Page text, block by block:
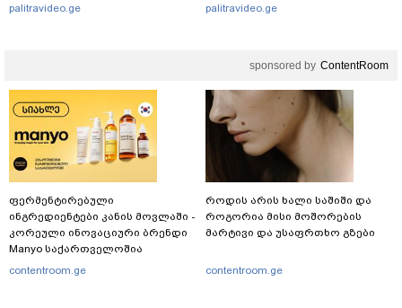
palitravideo.ge palitravideo.ge
sponsored by ContentRoom
ფერმენტირებული
ინგრედიენტები კანის მოვლაში -
კორეული ინოვაციური ბრენდი
Manyo საქართველოშია
contentroom.ge
როდის არის ხალი საშიში და
როგორია მისი მოშორების
მარტივი და უსაფრთხო გზები
contentroom.ge